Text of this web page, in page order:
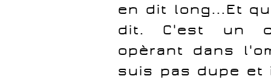
en dit long...Et
dit. C'est un
opèrant dans
suis pas dupe